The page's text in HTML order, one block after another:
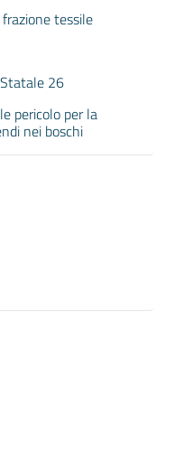
tessile
26
pericolo per la
nei boschi